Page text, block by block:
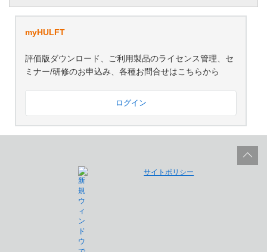
myHULFT
評価版ダウンロード、ご利用製品のライセンス管理、セ
ミナー/研修のお申込み、各種お問合せはこちらから
ログイン
サイトポリシー